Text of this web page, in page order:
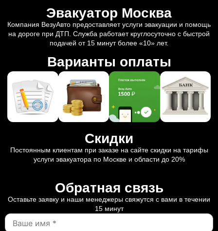
Эвакуатор Москва
Компания ВезуАвто предоставляет услуги эвакуации и помощь
на дороге при ДТП. Служба работает круглосуточно с быстрой
подачей от 15 минут более «10» лет.
Варианты оплаты
Скидки
Постоянным клиентам при заказе на сайте скидки на тарифы
услуги эвакуатора по Москве и области до 20%
Обратная связь
Оставьте заявку и наши менеджеры свяжутся с вами в течении
15 минут